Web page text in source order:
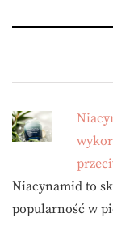
Niacynamid to
popularność w